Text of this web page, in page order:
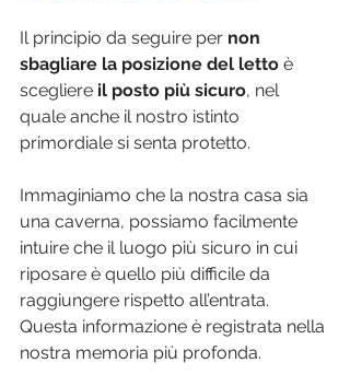
Il principio da seguire per non
sbagliare la posizione del letto è
scegliere il posto più sicuro, nel
quale anche il nostro istinto
primordiale si senta protetto.
Immaginiamo che la nostra casa sia
una caverna, possiamo facilmente
intuire che il luogo più sicuro in cui
riposare è quello più difficile da
raggiungere rispetto all’entrata.
Questa informazione è registrata nella
nostra memoria più profonda.